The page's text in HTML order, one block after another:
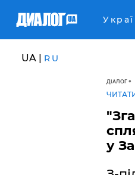
UA | RU
ДІАЛОГ
у